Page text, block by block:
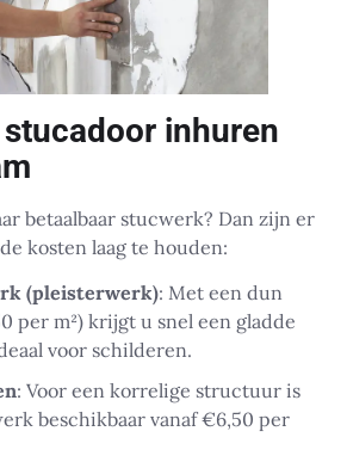
inhuren
betaalbaar stucwerk? Dan zijn er
kosten laag te houden:
(pleisterwerk): Met een dun
per m²) krijgt u snel een gladde
voor schilderen.
: Voor een korrelige structuur is
beschikbaar vanaf €6,50 per